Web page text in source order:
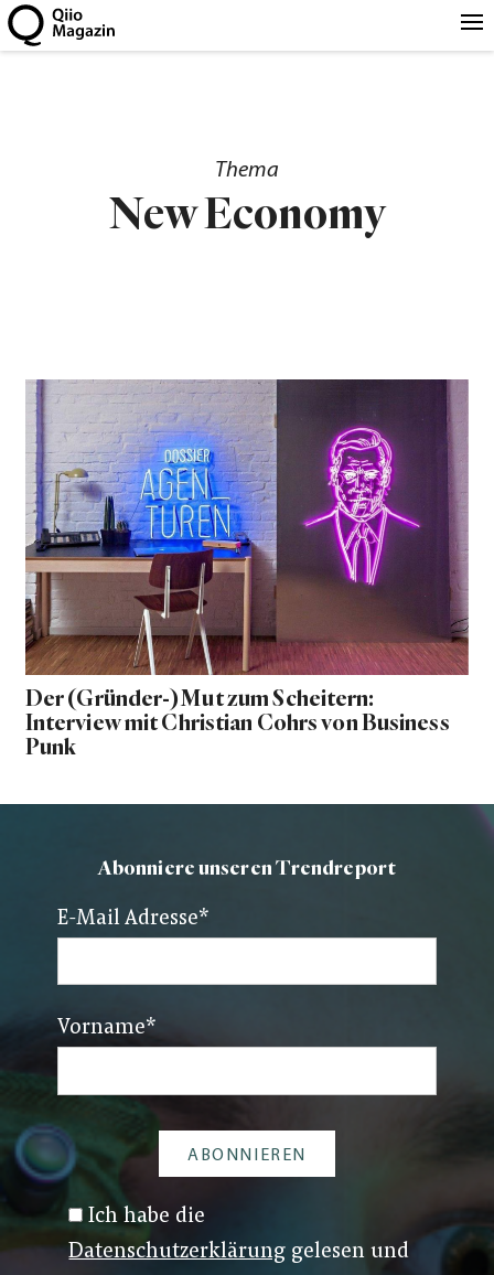
Thema
New Economy
Der (Gründer-)Mut zum Scheitern:
Interview mit Christian Cohrs von Business
Punk
Abonniere unseren Trendreport
E-Mail Adresse*
Vorname*
Ich habe die
Datenschutzerklärung gelesen und